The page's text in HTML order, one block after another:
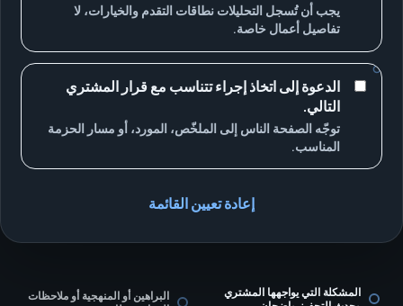
يجب أن تُسجل التحليلات نطاقات التقدم والخيارات، لا
تفاصيل أعمال خاصة.
الدعوة إلى اتخاذ إجراء تتناسب مع قرار المشتري
التالي.
توجّه الصفحة الناس إلى الملخّص، المورد، أو مسار الحزمة
المناسب.
إعادة تعيين القائمة
المشكلة التي يواجهها المشتري
البراهين أو المنهجية أو ملاحظات